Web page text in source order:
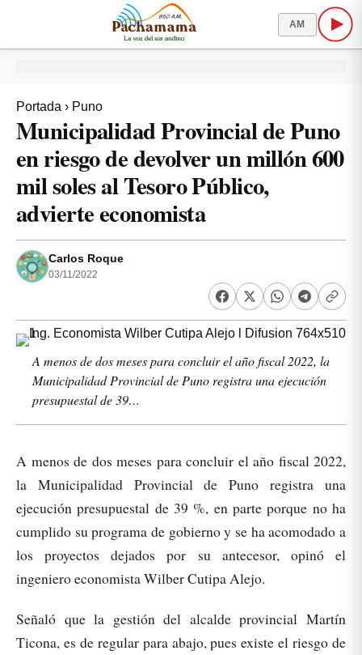
AM
Portada › Puno
Municipalidad Provincial de Puno
en riesgo de devolver un millón 600
mil soles al Tesoro Público,
advierte economista
Carlos Roque
03/11/2022
A menos de dos meses para concluir el año fiscal 2022, la
Municipalidad Provincial de Puno registra una ejecución
presupuestal de 39…
A menos de dos meses para concluir el año fiscal 2022,
la Municipalidad Provincial de Puno registra una
ejecución presupuestal de 39 %, en parte porque no ha
cumplido su programa de gobierno y se ha acomodado a
los proyectos dejados por su antecesor, opinó el
ingeniero economista Wilber Cutipa Alejo.
Señaló que la gestión del alcalde provincial Martín
Ticona, es de regular para abajo, pues existe el riesgo de